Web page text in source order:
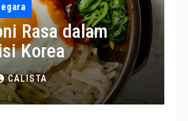
Rasa dalam
Korea
CALISTA